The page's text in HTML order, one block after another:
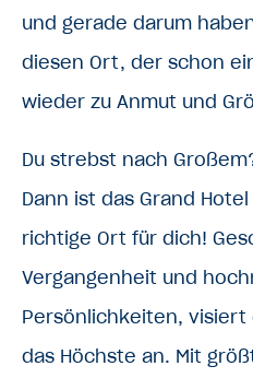
und gerade darum
diesen Ort, der schon
wieder zu Anmut und
Du strebst nach
Dann ist das Grand
richtige Ort für dich!
Vergangenheit und
Persönlichkeiten, visiert
das Höchste an. Mit